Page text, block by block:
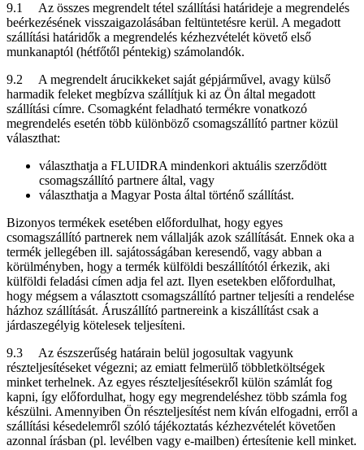
9.1 Az összes megrendelt tétel szállítási határideje a megrendelés
beérkezésének visszaigazolásában feltüntetésre kerül. A megadott
szállítási határidők a megrendelés kézhezvételét követő első
munkanaptól (hétfőtől péntekig) számolandók.
9.2 A megrendelt árucikkeket saját gépjárművel, avagy külső
harmadik feleket megbízva szállítjuk ki az Ön által megadott
szállítási címre. Csomagként feladható termékre vonatkozó
megrendelés esetén több különböző csomagszállító partner közül
választhat:
választhatja a FLUIDRA mindenkori aktuális szerződött
csomagszállító partnere által, vagy
választhatja a Magyar Posta által történő szállítást.
Bizonyos termékek esetében előfordulhat, hogy egyes
csomagszállító partnerek nem vállalják azok szállítását. Ennek oka a
termék jellegében ill. sajátosságában keresendő, vagy abban a
körülményben, hogy a termék külföldi beszállítótól érkezik, aki
külföldi feladási címen adja fel azt. Ilyen esetekben előfordulhat,
hogy mégsem a választott csomagszállító partner teljesíti a rendelése
házhoz szállítását. Áruszállító partnereink a kiszállítást csak a
járdaszegélyig kötelesek teljesíteni.
9.3 Az észszerűség határain belül jogosultak vagyunk
részteljesítéseket végezni; az emiatt felmerülő többletköltségek
minket terhelnek. Az egyes részteljesítésekről külön számlát fog
kapni, így előfordulhat, hogy egy megrendeléshez több számla fog
készülni. Amennyiben Ön részteljesítést nem kíván elfogadni, erről a
szállítási késedelemről szóló tájékoztatás kézhezvételét követően
azonnal írásban (pl. levélben vagy e-mailben) értesítenie kell minket.